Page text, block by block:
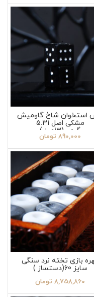
استخوان شاخ گاومیش
مشکی اصل 5.31
گرمی(13میل)
890,000 تومان
بازی تخته نرد سنگی
سایز 60(دستساز )
8,758,860 تومان